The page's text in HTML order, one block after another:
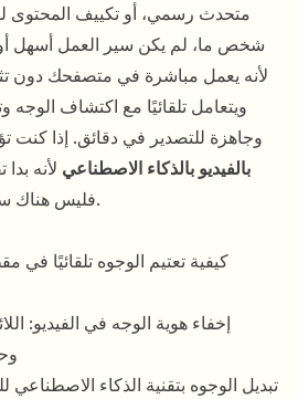
متحدث رسمي، أو تكييف المحتوى
شخص ما، لم يكن سير العمل أسهل
ويتعامل تلقائيًا مع اكتشاف الوجه
وجاهزة للتصدير في دقائق. إذا
بالفيديو بالذكاء الاصطناعي لأنه بدا
فليس هناك سبب للانتظار أكثر من ذلك.
كيفية تعتيم الوجوه تلقائيًا في
إخفاء هوية الوجه في الفيديو:
تبديل الوجوه بتقنية الذكاء